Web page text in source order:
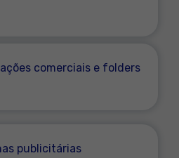
comerciais e folders
publicitárias